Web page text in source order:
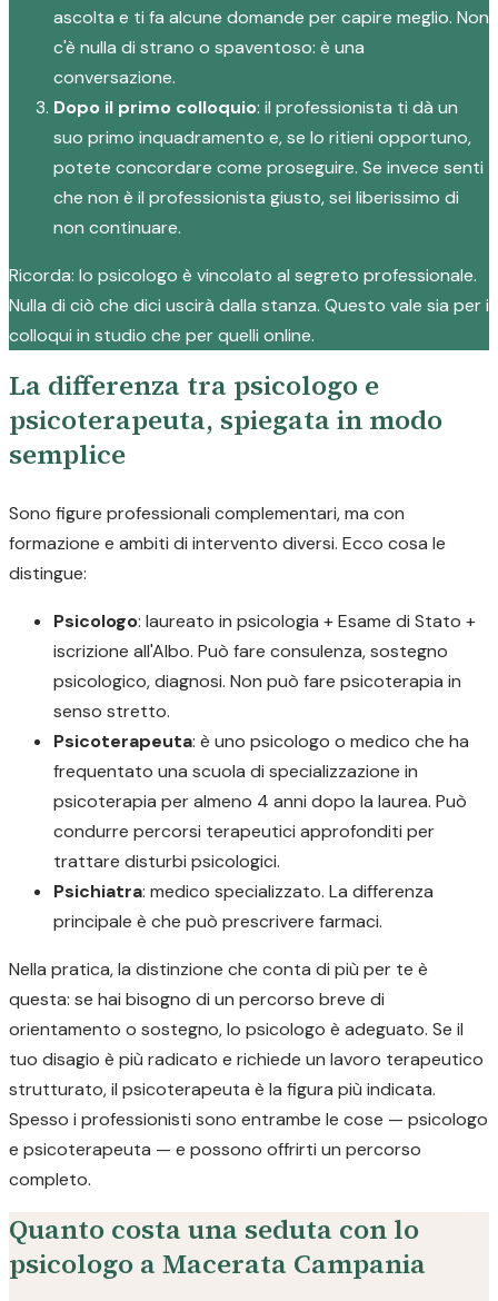
ascolta e ti fa alcune domande per capire meglio. Non
c'è nulla di strano o spaventoso: è una
conversazione.
Dopo il primo colloquio: il professionista ti dà un
suo primo inquadramento e, se lo ritieni opportuno,
potete concordare come proseguire. Se invece senti
che non è il professionista giusto, sei liberissimo di
non continuare.
Ricorda: lo psicologo è vincolato al segreto professionale.
Nulla di ciò che dici uscirà dalla stanza. Questo vale sia per i
colloqui in studio che per quelli online.
La differenza tra psicologo e
psicoterapeuta, spiegata in modo
semplice
Sono figure professionali complementari, ma con
formazione e ambiti di intervento diversi. Ecco cosa le
distingue:
Psicologo: laureato in psicologia + Esame di Stato +
iscrizione all'Albo. Può fare consulenza, sostegno
psicologico, diagnosi. Non può fare psicoterapia in
senso stretto.
Psicoterapeuta: è uno psicologo o medico che ha
frequentato una scuola di specializzazione in
psicoterapia per almeno 4 anni dopo la laurea. Può
condurre percorsi terapeutici approfonditi per
trattare disturbi psicologici.
Psichiatra: medico specializzato. La differenza
principale è che può prescrivere farmaci.
Nella pratica, la distinzione che conta di più per te è
questa: se hai bisogno di un percorso breve di
orientamento o sostegno, lo psicologo è adeguato. Se il
tuo disagio è più radicato e richiede un lavoro terapeutico
strutturato, il psicoterapeuta è la figura più indicata.
Spesso i professionisti sono entrambe le cose — psicologo
e psicoterapeuta — e possono offrirti un percorso
completo.
Quanto costa una seduta con lo
psicologo a Macerata Campania